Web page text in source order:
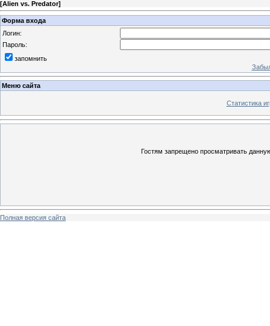
[Alien vs. Predator]
Форма входа
Логин:
Пароль:
запомнить
Меню сайта
Статистика
Гостям запрещено просматривать
Полная версия сайта